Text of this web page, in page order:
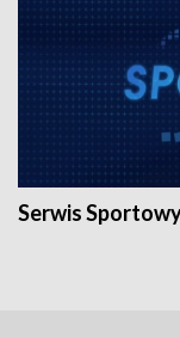
Serwis